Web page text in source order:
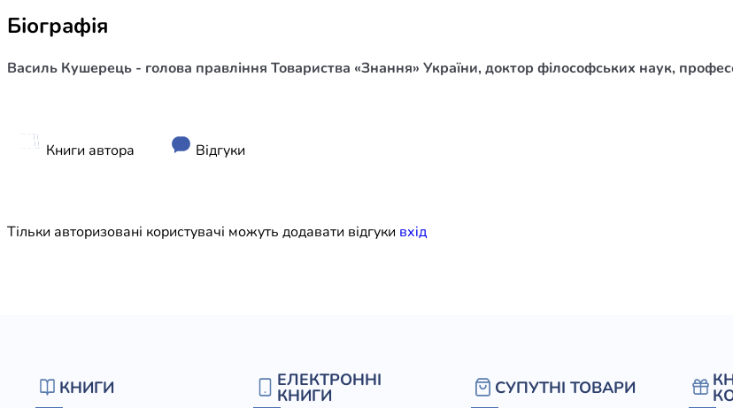
Художня література
Біографія
Василь Кушерець - голова правління Товариства «Знання» України, доктор філософських наук,
Книги автора Відгуки
Тільки авторизовані користувачі можуть додавати відгуки вхiд
КНИГИ ЕЛЕКТРОННІ
КНИГИ СУПУТНІ ТОВАРИ